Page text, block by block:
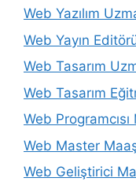
Web Yazılım
Web Yayın
Web Tasarım
Web Tasarım
Web Programcısı
Web Master
Web Geliştirici